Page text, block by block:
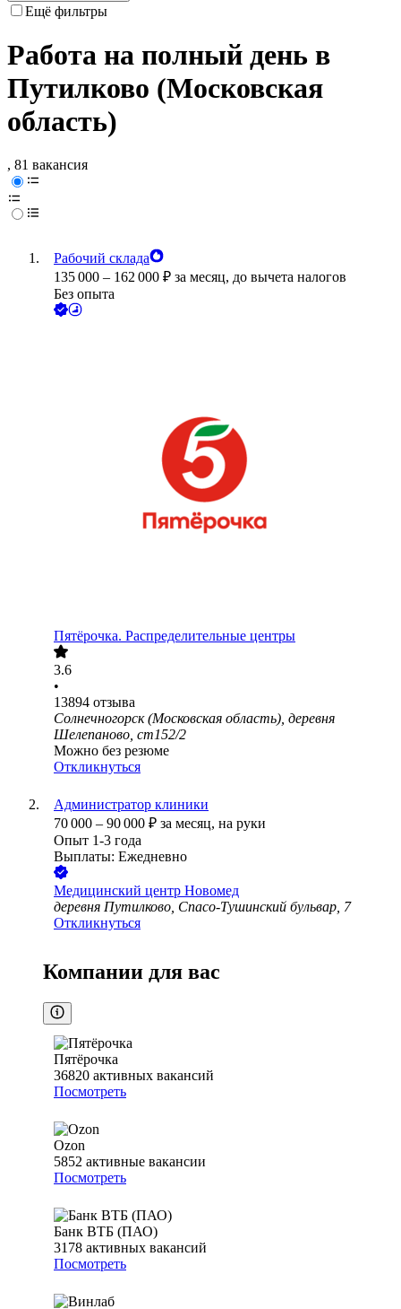
Ещё фильтры
Работа на полный день в
Путилково (Московская
область)
, 81 вакансия
Рабочий склада
135 000 – 162 000 ₽ за месяц, до вычета налогов
Без опыта
Пятёрочка. Распределительные центры
3.6
•
13894 отзыва
Солнечногорск (Московская область), деревня
Шелепаново, ст152/2
Можно без резюме
Откликнуться
Администратор клиники
70 000 – 90 000 ₽ за месяц, на руки
Опыт 1-3 года
Выплаты: Ежедневно
Медицинский центр Новомед
деревня Путилково, Спасо-Тушинский бульвар, 7
Откликнуться
Компании для вас
Пятёрочка
36820 активных вакансий
Посмотреть
Ozon
5852 активные вакансии
Посмотреть
Банк ВТБ (ПАО)
3178 активных вакансий
Посмотреть